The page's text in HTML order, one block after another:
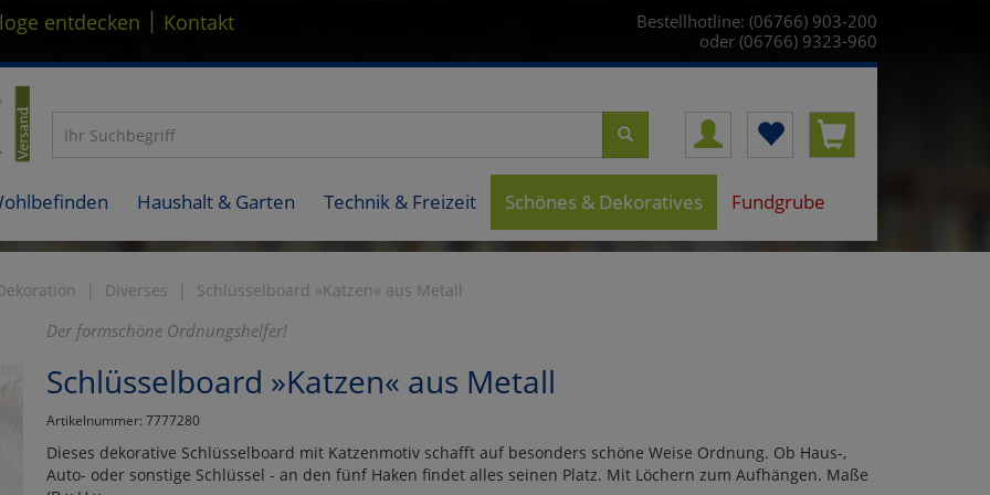
entdecken | Kontakt
Bestellhotline: (06766) 903-200
oder (06766) 9323-960
Haushalt & Garten Technik & Freizeit Schönes & Dekoratives Fundgrube
Diverses Schlüsselboard »Katzen« aus Metall
Der formschöne Ordnungshelfer!
Schlüsselboard »Katzen« aus Metall
Artikelnummer: 7777280
Dieses dekorative Schlüsselboard mit Katzenmotiv schafft auf besonders schöne Weise Ordnung. Ob Haus-,
Auto- oder sonstige Schlüssel - an den fünf Haken findet alles seinen Platz. Mit Löchern zum Aufhängen. Maße